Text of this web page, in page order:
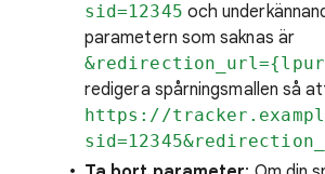
sid=12345 och
parametern som saknas är
redigera spårningsmallen så
https://